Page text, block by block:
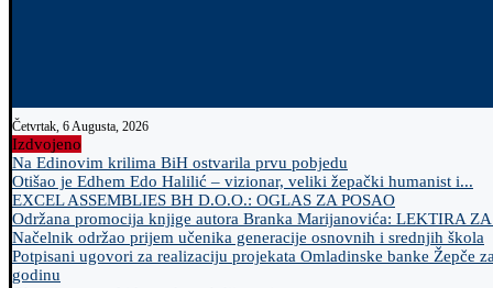
Četvrtak, 6 Augusta, 2026
Izdvojeno
Na Edinovim krilima BiH ostvarila prvu pobjedu
Otišao je Edhem Edo Halilić – vizionar, veliki žepački humanist i...
EXCEL ASSEMBLIES BH D.O.O.: OGLAS ZA POSAO
Održana promocija knjige autora Branka Marijanovića: LEKTIRA
Načelnik održao prijem učenika generacije osnovnih i srednjih škola
Potpisani ugovori za realizaciju projekata Omladinske banke Žepče
godinu